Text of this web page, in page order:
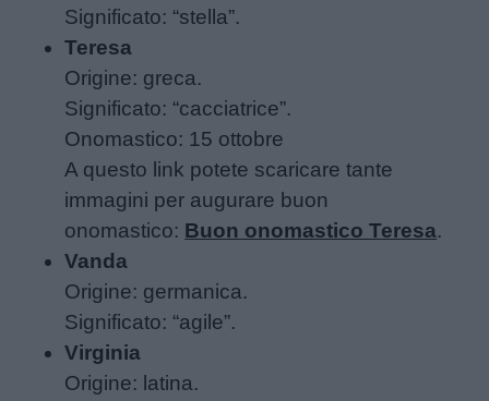
Buonanotte
Auguri
Barzellette
Educazione
positiva
Significato: “stella”.
Teresa
Origine: greca.
Significato: “cacciatrice”.
Onomastico: 15 ottobre
A questo link potete scaricare tante
immagini per augurare buon
onomastico: Buon onomastico Teresa.
Vanda
Origine: germanica.
Significato: “agile”.
Virginia
Origine: latina.